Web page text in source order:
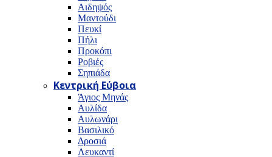
Αιδηψός
Μαντούδι
Πευκί
Πήλι
Προκόπι
Ροβιές
Σηπιάδα
Κεντρική Εύβοια
Άγιος Μηνάς
Αυλίδα
Αυλωνάρι
Βασιλικό
Δροσιά
Λευκαντί